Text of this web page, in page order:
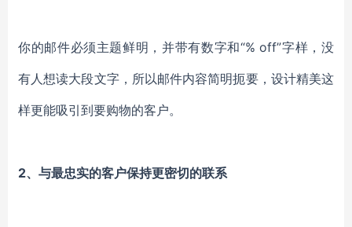
你的邮件必须主题鲜明，并带有数字和“% off”字样，没
有人想读大段文字，所以邮件内容简明扼要，设计精美这
样更能吸引到要购物的客户。
2、与最忠实的客户保持更密切的联系